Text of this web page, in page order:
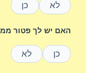
לא כן
האם יש לך פטור
כן לא